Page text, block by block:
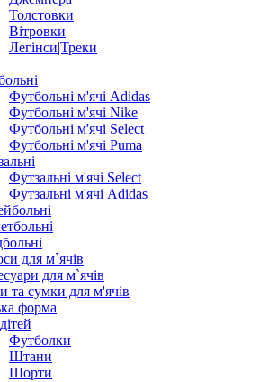
Толстовки
Вітровки
Легінси|Треки
Футбольні м'ячі Adidas
Футбольні м'ячі Nike
Футбольні м'ячі Select
Футбольні м'ячі Puma
Футзальні м'ячі Select
Футзальні м'ячі Adidas
для м`ячів
для м`ячів
та сумки для м'ячів
форма
Футболки
Штани
Шорти